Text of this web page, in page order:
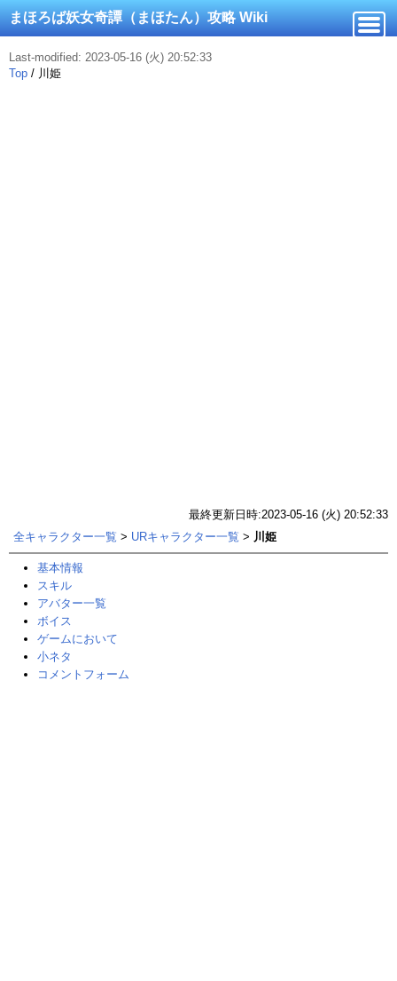
まほろば妖女奇譚（まほたん）攻略 Wiki
Last-modified: 2023-05-16 (火) 20:52:33
Top / 川姫
最終更新日時:2023-05-16 (火) 20:52:33
全キャラクター一覧 > URキャラクター一覧 > 川姫
基本情報
スキル
アバター一覧
ボイス
ゲームにおいて
小ネタ
コメントフォーム